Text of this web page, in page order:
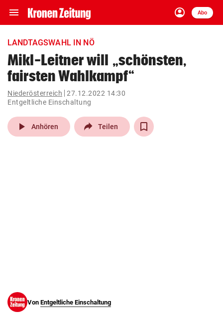
menu Navigation
ein-/ausklappen
account_circle
Anmelden
Abo
close Schließen
account_circle Anmelden
pin_drop
Wien
bookmark Merkliste
LANDTAGSWAHL IN NÖ
Mikl-Leitner will „schönsten,
fairsten Wahlkampf“
Niederösterreich
27.12.2022 14:30
Entgeltliche Einschaltung
play_arrow Anhören Teilen
Von Entgeltliche Einschaltung